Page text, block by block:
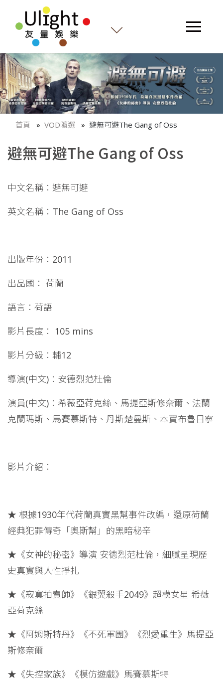
首頁 VOD隨選 避無可避The Gang of Oss
避無可避The Gang of Oss
中文名稱：避無可避
英文名稱：The Gang of Oss
出版年份：2011
出品國： 荷蘭
語言：荷語
影片長度： 105 mins
影片分級：輔12
導演(中文)：安德烈范杜倫
演員(中文)：希薇亞荷克絲、馬提亞斯修奈爾、法蘭
克蘭瑪斯、馬賽慕斯特、丹斯楚曼斯、本賈布魯日寧
影片介紹：
★ 根據1930年代荷蘭真實黑幫事件改編，還原荷蘭
經典犯罪傳奇「奧斯幫」的黑暗秘辛
★《女神的秘密》導演 安德烈范杜倫，細膩呈現歷
史真實與人性掙扎
★《寂寞拍賣師》《銀翼殺手2049》超模女星 希薇
亞荷克絲
★《阿姆斯特丹》《不死軍團》《烈愛重生》馬提亞
斯修奈爾
★《失控家族》《模仿遊戲》馬賽慕斯特